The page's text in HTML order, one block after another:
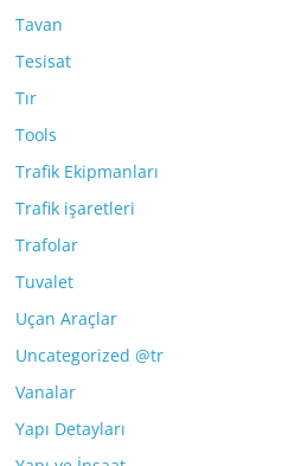
Tavan
Tesisat
Tır
Tools
Trafik Ekipmanları
Trafik işaretleri
Trafolar
Tuvalet
Uçan Araçlar
Uncategorized @tr
Vanalar
Yapı Detayları